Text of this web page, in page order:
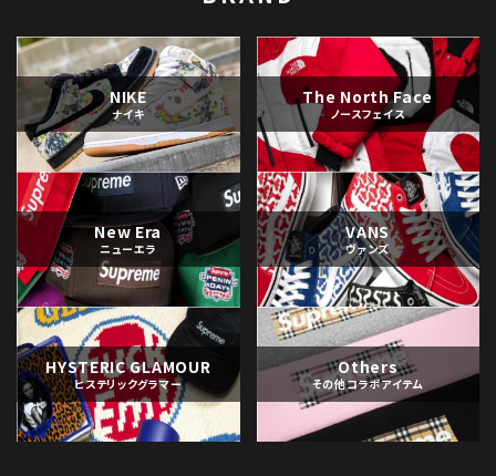
NIKE
ナイキ
The North Face
ノースフェイス
New Era
ニューエラ
VANS
ヴァンズ
HYSTERIC GLAMOUR
ヒステリックグラマー
Others
その他コラボアイテム